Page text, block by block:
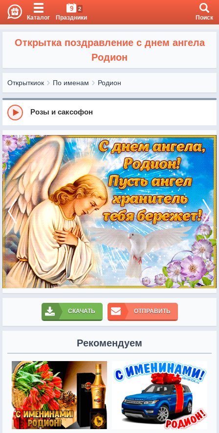
Каталог
9 2
Праздники Поиск
Открытка поздравление с днем ангела
Родион
Открыткиок По именам Родион
Розы и саксофон
СКАЧАТЬ ОТПРАВИТЬ
Рекомендуем